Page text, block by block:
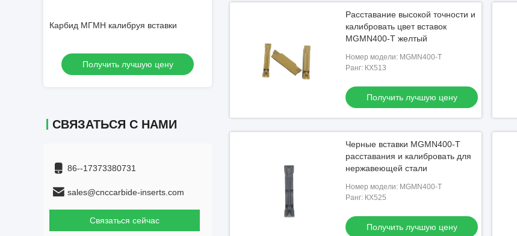
Расставание МГМН200-Т и вставки
Получить лучшую цену Получить лучшую цену
Расставание МГМН200-Т и вставки
калибровать
СВЯЗАТЬСЯ С НАМИ
86--17373380731
sales@cnccarbide-inserts.com
Связаться сейчас
Расставание высокой точности и
калибровать цвет вставок
MGMN400-T желтый
Номер модели: MGMN400-T
Ранг: КХ513
Получить лучшую цену
Черные вставки MGMN400-T
расставания и калибровать для
нержавеющей стали
Номер модели: MGMN400-T
Ранг: КХ525
Получить лучшую цену